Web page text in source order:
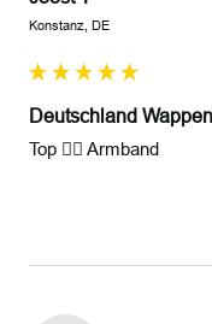
Konstanz, DE
Deutschland
Top 👍🏼 Armband